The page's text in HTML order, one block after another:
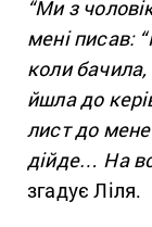
“Ми з
мені писав:
коли
йшла до
лист до
дійде… На
згадує Ліля.